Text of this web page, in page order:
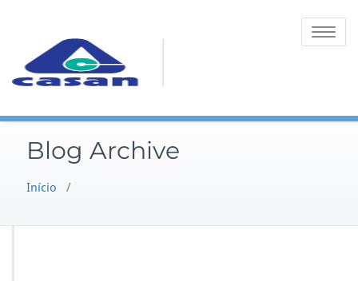
Toggle
Blog Archive
Início /